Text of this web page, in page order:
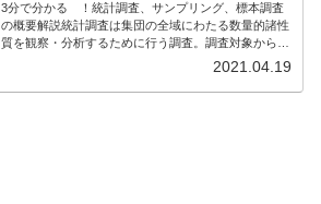
3分で分かる ！統計調査、サンプリング、標本調査
の概要解説統計調査は集団の全域にわたる数量的諸性
質を観察・分析するために行う調査。調査対象から、
全数調査・標本調査（部分調査）・実態調査などに分
企...
2021.04.19